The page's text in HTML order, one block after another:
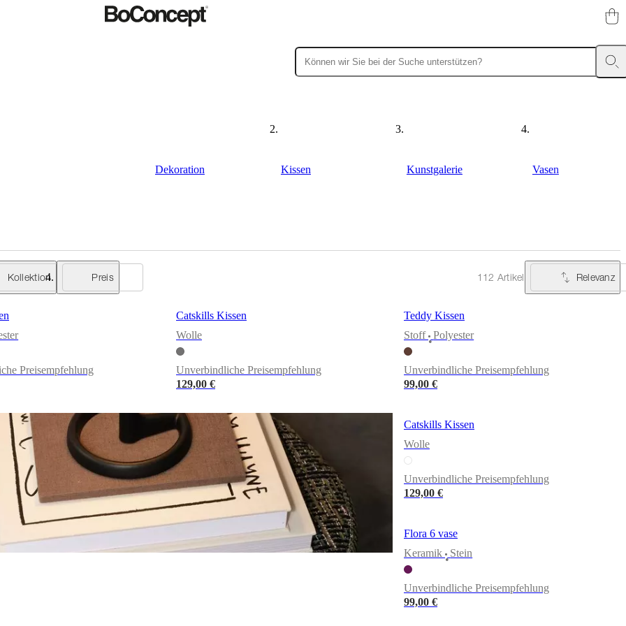
Dekoration Kissen Kunstgalerie Vasen
Kollektion Preis 112 Artikel Relevanz
Preisempfehlung
Catskills Kissen
Wolle
Unverbindliche Preisempfehlung
129,00 €
Teddy Kissen
Stoff
•
Polyester
Unverbindliche Preisempfehlung
99,00 €
Catskills Kissen
Wolle
Unverbindliche Preisempfehlung
129,00 €
Flora 6 vase
Keramik
•
Stein
Unverbindliche Preisempfehlung
99,00 €